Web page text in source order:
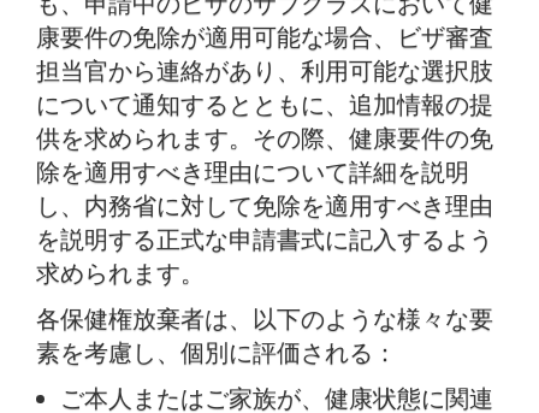
康要件の免除が適用可能な場合、ビザ審査
担当官から連絡があり、利用可能な選択肢
について通知するとともに、追加情報の提
供を求められます。その際、健康要件の免
除を適用すべき理由について詳細を説明
し、内務省に対して免除を適用すべき理由
を説明する正式な申請書式に記入するよう
求められます。
各保健権放棄者は、以下のような様々な要
素を考慮し、個別に評価される：
ご本人またはご家族が、健康状態に関連